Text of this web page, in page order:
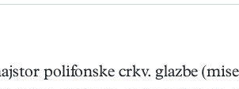
polifonske crkv. glazbe